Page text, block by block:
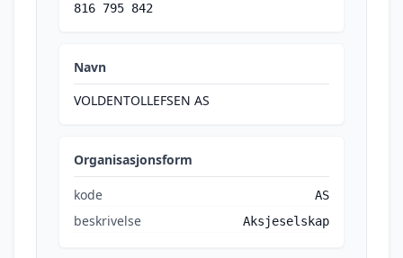
816 795 842
Navn
VOLDENTOLLEFSEN AS
Organisasjonsform
kode AS
beskrivelse Aksjeselskap